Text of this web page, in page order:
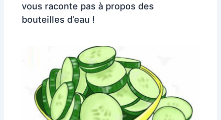
vous raconte pas à propos des
bouteilles d’eau !